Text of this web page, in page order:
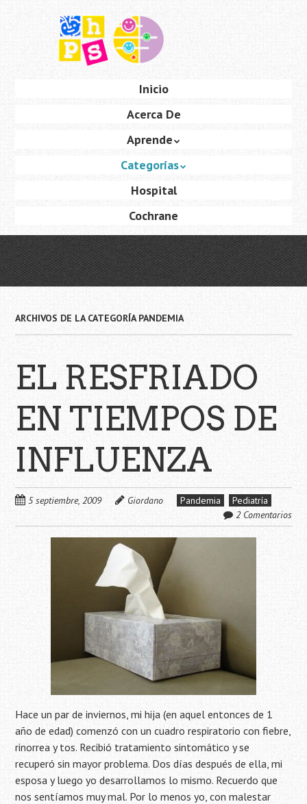
principal
Inicio
Acerca De
Aprende
Categorías
Hospital
Cochrane
ARCHIVOS DE LA CATEGORÍAPANDEMIA
EL RESFRIADO
EN TIEMPOS DE
INFLUENZA
5 septiembre, 2009 Giordano Pandemia
Pediatría
2 Comentarios
Hace un par de inviernos, mi hija (en aquel entonces de 1
año de edad) comenzó con un cuadro respiratorio con fiebre,
rinorrea y tos. Recibió tratamiento sintomático y se
recuperó sin mayor problema. Dos días después de ella, mi
esposa y luego yo desarrollamos lo mismo. Recuerdo que
nos sentíamos muy mal. Por lo menos yo, con malestar